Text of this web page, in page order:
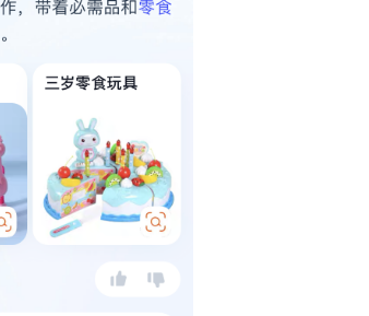
虽然淘宝问问以最快速度回答了“带三岁女童去